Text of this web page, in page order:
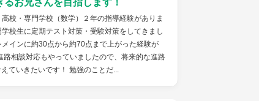
お兄さんを目指します！
校・専門学校（数学）２年の指導経験がありま
校生に定期テスト対策・受験対策をしてきまし
インに約30点から約70点まで上がった経験が
路相談対応もやっていましたので、将来的な進路
ていきたいです！ 勉強のことだ...